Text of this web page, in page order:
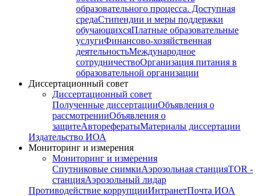
образовательного процесса. Доступная
средаСтипендии и меры поддержки
обучающихсяПлатные образовательные
услугиФинансово-хозяйственная
деятельностьМеждународное
сотрудничествоОрганизация питания в
образовательной организации
Диссертационный совет
Диссертационный совет
Полученные диссертацииОбъявления о
рассмотренииОбъявления о
защитеАвторефератыМатериалы диссертации
Издательство ИОА
Мониторинг и измерения
Мониторинг и измерения
Спутниковые снимкиАэрозольная станцияTOR -
станцияАэрозольный лидар
Противодействие коррупцииИнтранетПочта ИОА